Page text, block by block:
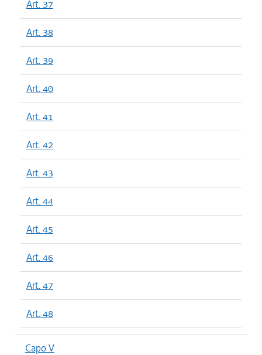
Art. 37
Art. 38
Art. 39
Art. 40
Art. 41
Art. 42
Art. 43
Art. 44
Art. 45
Art. 46
Art. 47
Art. 48
Capo V